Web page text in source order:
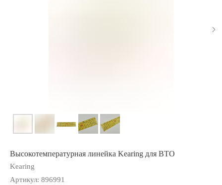
Высокотемпературная линейка Kearing для ВТО
Kearing
Артикул: 896991